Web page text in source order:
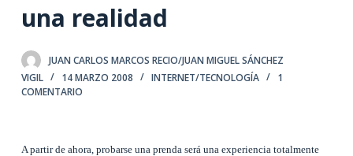
n
una realidad
JUAN CARLOS MARCOS RECIO/JUAN MIGUEL SÁNCHEZ
VIGIL
14 MARZO 2008 INTERNET/TECNOLOGÍA
1
COMENTARIO
A partir de ahora, probarse una prenda será una experiencia totalmente